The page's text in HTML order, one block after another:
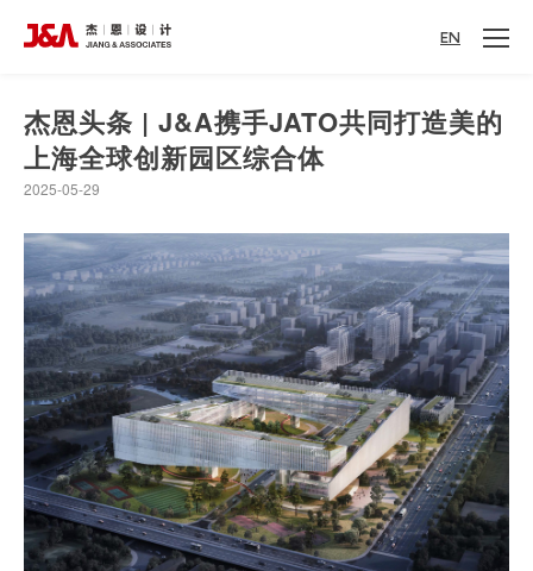
EN
杰恩头条 | J&A携手JATO共同打造美的
上海全球创新园区综合体
2025-05-29